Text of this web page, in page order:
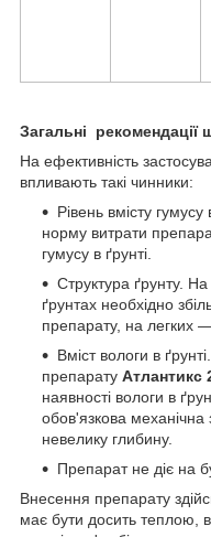
Загальні рекомендації
На ефективність
впливають такі чинники:
Рівень вмісту
норму витрати
гумусу в ґрунті.
Структура ґрунту.
ґрунтах необхідно
препарату, на легких
Вміст вологи в
препарату Атлантикс
наявності вологи в
обов'язкова
невелику глибину.
Препарат не діє на
Внесення препарату
має бути досить теплою,